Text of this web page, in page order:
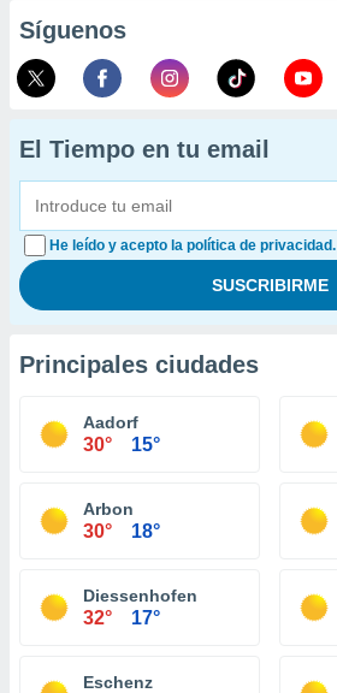
Síguenos
El Tiempo en tu email
He leído y acepto la política de privacidad.
Principales ciudades
Aadorf
30° 15°
Arbon
30° 18°
Diessenhofen
32° 17°
Eschenz